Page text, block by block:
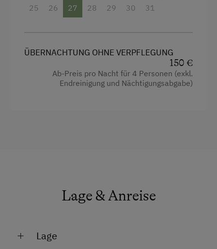
Almausflüge
Freibad
Schneeschuhwanderung
25
26
27
28
29
30
31
ÜBERNACHTUNG OHNE VERPFLEGUNG
150 €
Ab-Preis pro Nacht für 4 Personen (exkl.
Endreinigung und Nächtigungsabgabe)
Lage & Anreise
Lage